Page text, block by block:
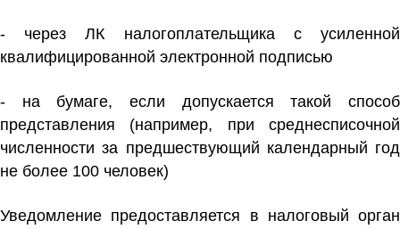
- через ЛК налогоплательщика с усиленной
квалифицированной электронной подписью
- на бумаге, если допускается такой способ
представления (например, при среднесписочной
численности за предшествующий календарный год
не более 100 человек)
Уведомление предоставляется в налоговый орган